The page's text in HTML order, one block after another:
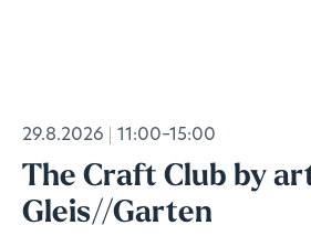
29.8.2026 11:00–15:00
The Craft Club by
Gleis//Garten